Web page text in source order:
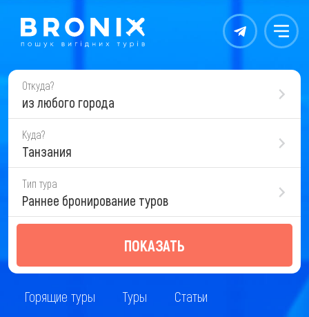
Контакты Меню
Откуда?
из любого города
Куда?
Танзания
Тип тура
Раннее бронирование туров
ПОКАЗАТЬ
Горящие туры Туры Статьи